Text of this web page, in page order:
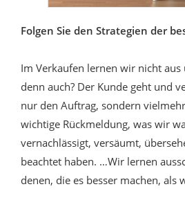
Folgen Sie den Strategien der
Im Verkaufen lernen wir nicht aus
denn auch? Der Kunde geht und
nur den Auftrag, sondern
wichtige Rückmeldung, was wir
vernachlässigt, versäumt,
beachtet haben. …Wir lernen
denen, die es besser machen, als